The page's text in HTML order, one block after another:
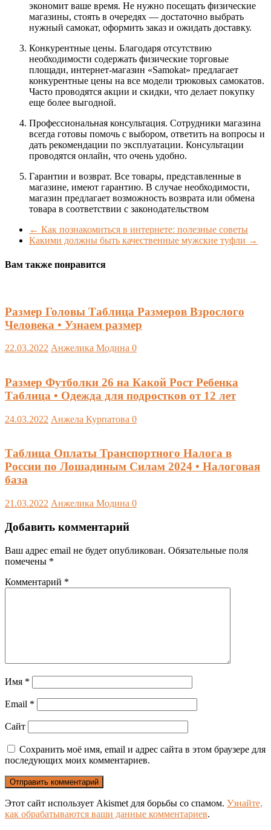
экономит ваше время. Не нужно посещать физические
магазины, стоять в очередях — достаточно выбрать
нужный самокат, оформить заказ и ожидать доставку.
Конкурентные цены. Благодаря отсутствию
необходимости содержать физические торговые
площади, интернет-магазин «Samokat» предлагает
конкурентные цены на все модели трюковых самокатов.
Часто проводятся акции и скидки, что делает покупку
еще более выгодной.
Профессиональная консультация. Сотрудники магазина
всегда готовы помочь с выбором, ответить на вопросы и
дать рекомендации по эксплуатации. Консультации
проводятся онлайн, что очень удобно.
Гарантии и возврат. Все товары, представленные в
магазине, имеют гарантию. В случае необходимости,
магазин предлагает возможность возврата или обмена
товара в соответствии с законодательством
← Как познакомиться в интернете: полезные советы
Какими должны быть качественные мужские туфли →
Вам также понравится
Размер Головы Таблица Размеров Взрослого
Человека • Узнаем размер
22.03.2022 Анжелика Модина 0
Размер Футболки 26 на Какой Рост Ребенка
Таблица • Одежда для подростков от 12 лет
24.03.2022 Анжела Курпатова 0
Таблица Оплаты Транспортного Налога в
России по Лошадиным Силам 2024 • Налоговая
база
21.03.2022 Анжелика Модина 0
Добавить комментарий
Ваш адрес email не будет опубликован. Обязательные поля
помечены *
Комментарий *
Имя *
Email *
Сайт
Сохранить моё имя, email и адрес сайта в этом браузере для
последующих моих комментариев.
Этот сайт использует Akismet для борьбы со спамом. Узнайте,
как обрабатываются ваши данные комментариев.